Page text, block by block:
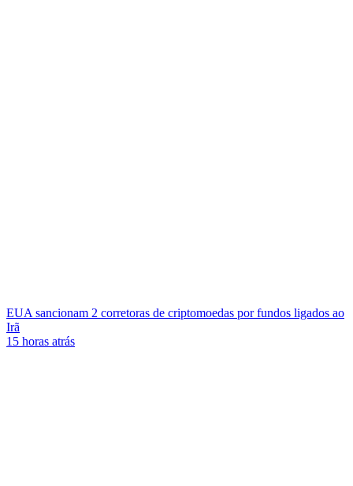
EUA sancionam 2 corretoras de criptomoedas por fundos ligados ao
Irã
15 horas atrás